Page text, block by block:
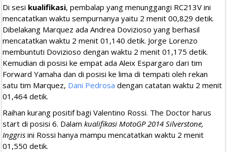
Di sesi kualifikasi, pembalap yang menunggangi RC213V ini
mencatatkan waktu sempurnanya yaitu 2 menit 00,829 detik.
Dibelakang Marquez ada Andrea Dovizioso yang berhasil
mencatatkan waktu 2 menit 01,140 detik. Jorge Lorenzo
membuntuti Dovizioso dengan waktu 2 menit 01,175 detik.
Kemudian di posisi ke empat ada Aleix Espargaro dari tim
Forward Yamaha dan di posisi ke lima di tempati oleh rekan
satu tim Marquez, Dani Pedrosa dengan catatan waktu 2 menit
01,464 detik.
Raihan kurang positif bagi Valentino Rossi. The Doctor harus
start di posisi 6. Dalam kualifikasi MotoGP 2014 Silverstone,
Inggris ini Rossi hanya mampu mencatatkan waktu 2 menit
01,550 detik.